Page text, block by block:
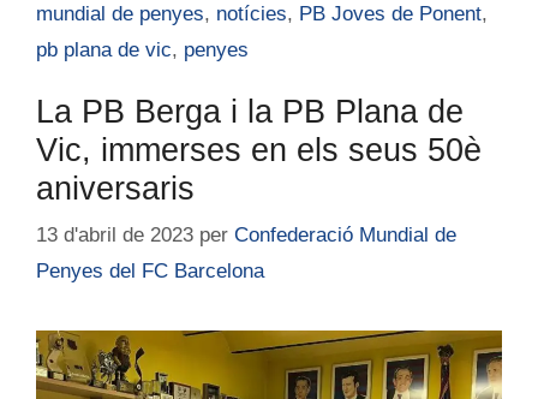
mundial de penyes, notícies, PB Joves de Ponent,
pb plana de vic, penyes
La PB Berga i la PB Plana de
Vic, immerses en els seus 50è
aniversaris
13 d'abril de 2023 per Confederació Mundial de
Penyes del FC Barcelona